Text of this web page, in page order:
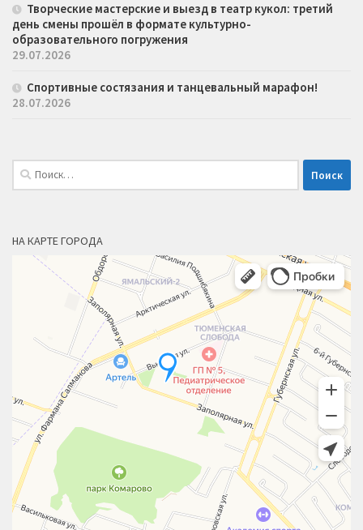
Творческие мастерские и выезд в театр кукол: третий
день смены прошёл в формате культурно-
образовательного погружения
29.07.2026
Спортивные состязания и танцевальный марафон!
28.07.2026
Найти:
НА КАРТЕ ГОРОДА